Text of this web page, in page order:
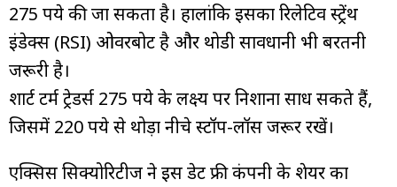
275 रुपये की जा सकता है। हालांकि इसका रिलेटिव स्ट्रेंथ
इंडेक्स (RSI) ओवरबोट है और थोडी सावधानी भी बरतनी
जरूरी है।
शार्ट टर्म ट्रेडर्स 275 रुपये के लक्ष्य पर निशाना साध सकते हैं,
जिसमें 220 रुपये से थोड़ा नीचे स्टॉप-लॉस जरूर रखें।
एक्सिस सिक्योरिटीज ने इस डेट फ्री कंपनी के शेयर का